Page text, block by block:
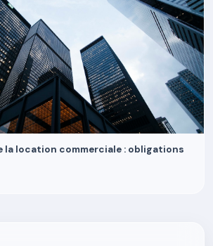
la location commerciale : obligations